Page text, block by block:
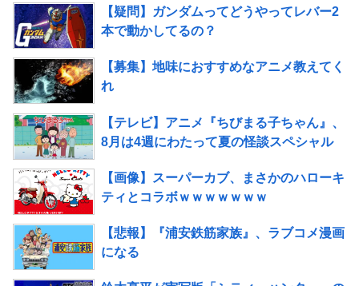
【疑問】ガンダムってどうやってレバー2
本で動かしてるの？
【募集】地味におすすめなアニメ教えてく
れ
【テレビ】アニメ『ちびまる子ちゃん』、
8月は4週にわたって夏の怪談スペシャル
【画像】スーパーカブ、まさかのハローキ
ティとコラボｗｗｗｗｗｗｗ
【悲報】『浦安鉄筋家族』、ラブコメ漫画
になる